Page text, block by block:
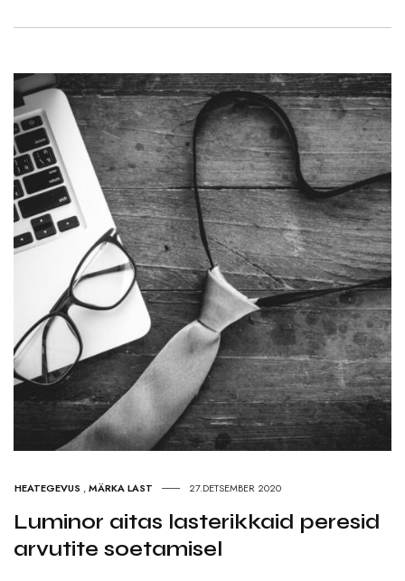
HEATEGEVUS ,MÄRKA LAST 27.DETSEMBER 2020
Luminor aitas lasterikkaid peresid
arvutite soetamisel